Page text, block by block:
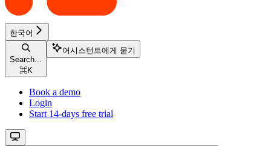
한국어
Search...
⌘K
어시스턴트에게 묻기
Book a demo
Login
Start 14-days free trial